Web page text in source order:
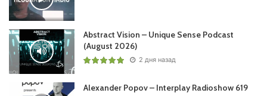
Abstract Vision – Unique Sense Podcast
(August 2026)
2 дня назад
Alexander Popov – Interplay Radioshow 619